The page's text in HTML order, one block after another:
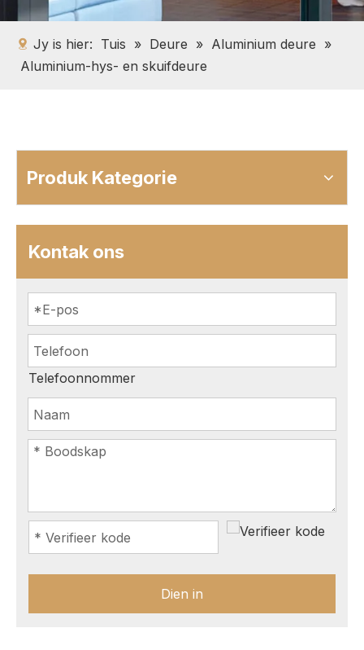
Jy is hier: Tuis » Deure » Aluminium deure »
Aluminium-hys- en skuifdeure
Produk Kategorie
Kontak ons
Telefoonnommer
Dien in